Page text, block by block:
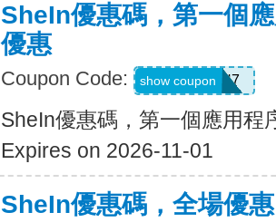
SheIn優惠碼，第一個
優惠
Coupon Code: QTEK4N7
show coupon
SheIn優惠碼，第一個應用程
Expires on 2026-11-01
SheIn優惠碼，全場優